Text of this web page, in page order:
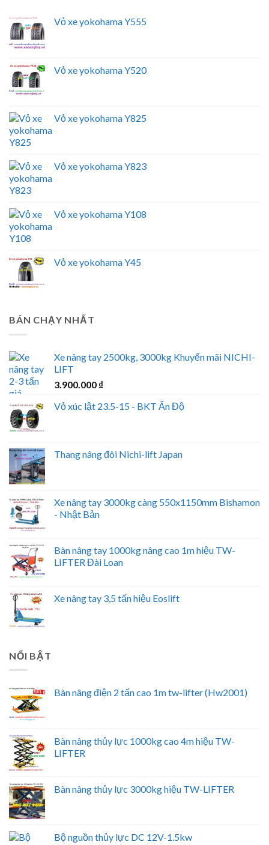
Vỏ xe yokohama Y555
Vỏ xe yokohama Y520
Vỏ xe yokohama Y825
Vỏ xe yokohama Y823
Vỏ xe yokohama Y108
Vỏ xe yokohama Y45
BÁN CHẠY NHẤT
Xe nâng tay 2500kg, 3000kg Khuyến mãi NICHI-
LIFT
3.900.000 ₫
Vỏ xúc lật 23.5-15 - BKT Ấn Độ
Thang nâng đôi Nichi-lift Japan
Xe nâng tay 3000kg càng 550x1150mm Bishamon
- Nhật Bản
Bàn nâng tay 1000kg nâng cao 1m hiệu TW-
LIFTER Đài Loan
Xe nâng tay 3,5 tấn hiệu Eoslift
NỔI BẬT
Bàn nâng điện 2 tấn cao 1m tw-lifter (Hw2001)
Bàn nâng thủy lực 1000kg cao 4m hiệu TW-
LIFTER
Bàn nâng thủy lực 3000kg hiệu TW-LIFTER
Bộ nguồn thủy lực DC 12V-1.5kw